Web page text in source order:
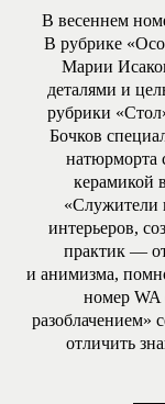
В весеннем
В рубрике
Марии
деталями и
рубрики
Бочков
натюрморта
керамикой
«Служители
интерьеров,
практик —
и анимизма,
номер WA
разоблачением»
отличить